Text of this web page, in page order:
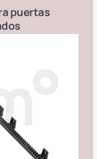
puertas